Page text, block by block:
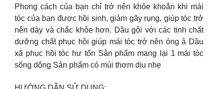
Phong cách của bạn chỉ trở nên khỏe khoắn khi mái
tóc của bạn được hồi sinh, giảm gãy rụng, giúp tóc trở
nên dày và chắc khỏe hơn. Dầu gội với các tinh chất
dưỡng chất phục hồi giúp mái tóc trở nên óng ả Dầu
xã phục hồi tóc hư tổn Sản phẩm mang lại 1 mái tóc
sống dộng Sản phẩm có mùi thơm dịu nhẹ